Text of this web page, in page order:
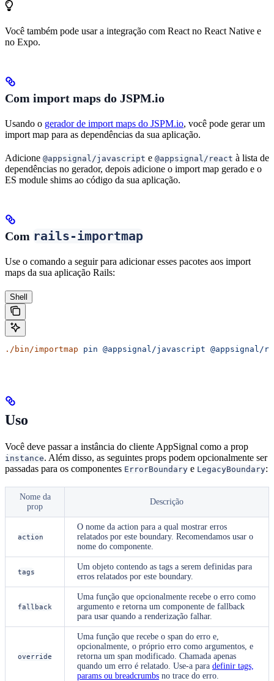
Você também pode usar a integração com React no React Native e
no Expo.
Com import maps do JSPM.io
Usando o gerador de import maps do JSPM.io, você pode gerar um
import map para as dependências da sua aplicação.
Adicione @appsignal/javascript e @appsignal/react à lista de
dependências no gerador, depois adicione o import map gerado e o
ES module shims ao código da sua aplicação.
Com rails-importmap
Use o comando a seguir para adicionar esses pacotes aos import
maps da sua aplicação Rails:
Shell
./bin/importmap pin @appsignal/javascript @appsignal/
Uso
Você deve passar a instância do cliente AppSignal como a prop
instance. Além disso, as seguintes props podem opcionalmente ser
passadas para os componentes ErrorBoundary e LegacyBoundary:
Nome da
prop
Descrição
action
O nome da action para a qual mostrar erros
relatados por este boundary. Recomendamos usar o
nome do componente.
tags
Um objeto contendo as tags a serem definidas para
erros relatados por este boundary.
fallback
Uma função que opcionalmente recebe o erro como
argumento e retorna um componente de fallback
para usar quando a renderização falhar.
override
Uma função que recebe o span do erro e,
opcionalmente, o próprio erro como argumentos, e
retorna um span modificado. Chamada apenas
quando um erro é relatado. Use-a para definir tags,
params ou breadcrumbs no trace do erro.